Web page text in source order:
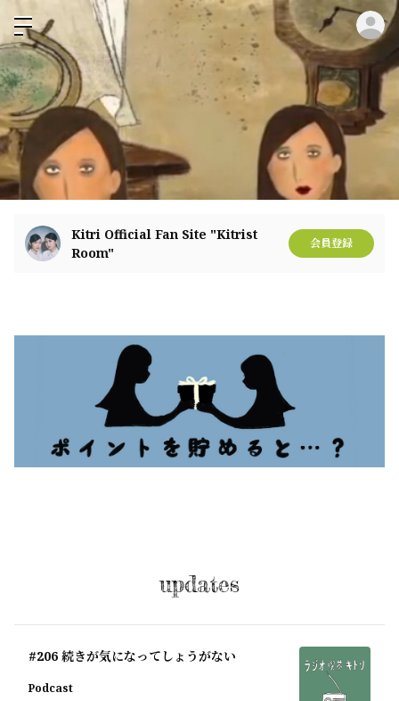
Kitri Official Fan Site "Kitrist
Room"
会員登録
updates
#206 続きが気になってしょうがない
Podcast